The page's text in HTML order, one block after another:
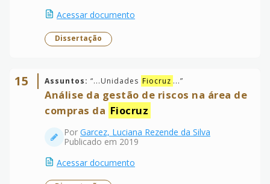
Acessar documento
Dissertação
15 Assuntos: “...Unidades Fiocruz ...”
Análise da gestão de riscos na área de
compras da Fiocruz
Por Garcez, Luciana Rezende da Silva
Publicado em 2019
Acessar documento